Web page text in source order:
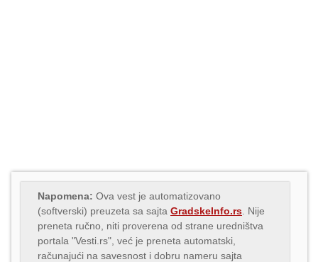
Napomena: Ova vest je automatizovano
(softverski) preuzeta sa sajta GradskeInfo.rs . Nije
preneta ručno, niti proverena od strane uredništva
portala "Vesti.rs", već je preneta automatski,
računajući na savesnost i dobru nameru sajta